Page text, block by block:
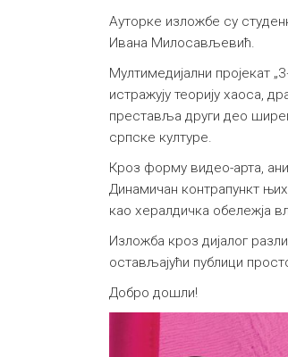
Ауторке изложбе су
Ивана Милосављевић.
Мултимедијални пројекат
истражују теорију хаоса,
преставља други део
српске културе.
Кроз форму видео-арта,
Динамичан контрапункт
као хералдичка обележја
Изложба кроз дијалог
остављајући публици
Добро дошли!